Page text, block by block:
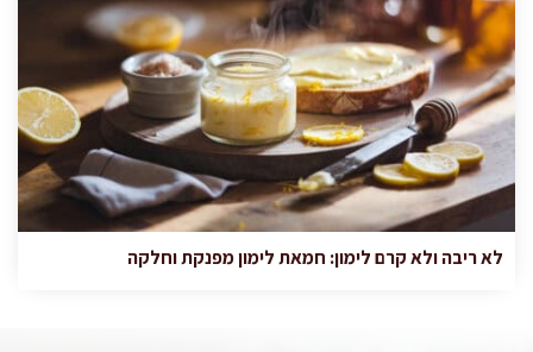
לא ריבה ולא קרם לימון: חמאת לימון מפנקת וחלקה